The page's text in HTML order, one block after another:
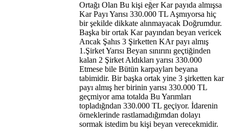
Ortağı Olan Bu kişi eğer Kar payıda almışsa
Kar Payı Yarısı 330.000 TL Aşmıyorsa hiç
bir şekilde dikkate alınmayacak Doğrumdur.
Başka bir ortak Kar payından beyan vericek
Ancak Şahıs 3 Şirketten KAr payı almış
1.Şirket Yarısı Beyan sınırını geçtiğinden
kalan 2 Şirket Aldıkları yarısı 330.000
Etmese bile Bütün karpayları beyana
tabimidir. Bir başka ortak yine 3 şirketten kar
payı almış her birinin yarısı 330.000 TL
geçmiyor ama totalda Bu Yarımları
topladığndan 330.000 TL geçiyor. İdarenin
örneklerinde rastlamadığımdan dolayı
sormak istedim bu kişi beyan verecekmidir.